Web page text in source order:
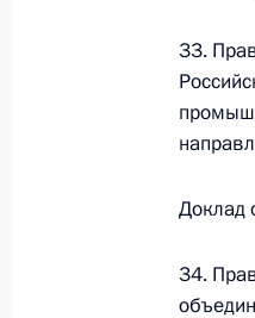
О
26 июля
О
33.
Доклад
34.